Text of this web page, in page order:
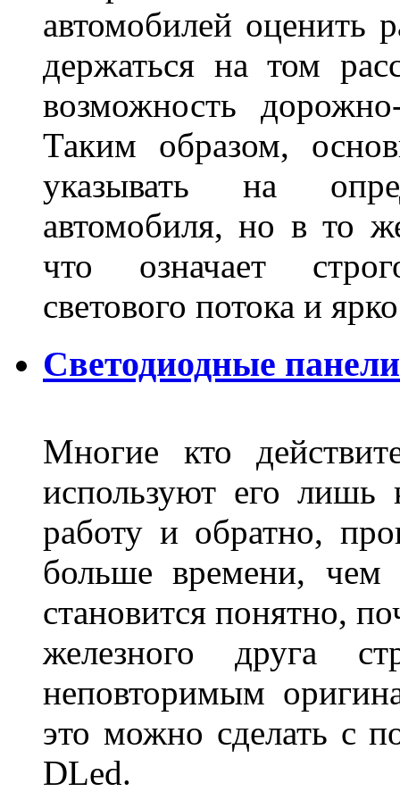
автомобилей оценить
держаться на том
возможность
Таким образом,
указывать на
автомобиля, но в то
что означает
светового потока и
Светодиодные
Многие кто
используют его лишь
работу и обратно,
больше времени, чем
становится понятно,
железного друга
неповторимым
это можно сделать с
DLed.